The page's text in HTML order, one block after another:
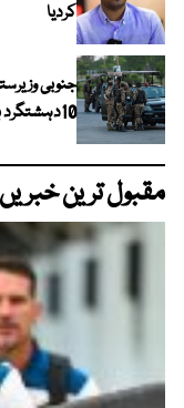
کردیا
جنوبی
10دہشتگرد ہلاک
مقبول ترین خبریں